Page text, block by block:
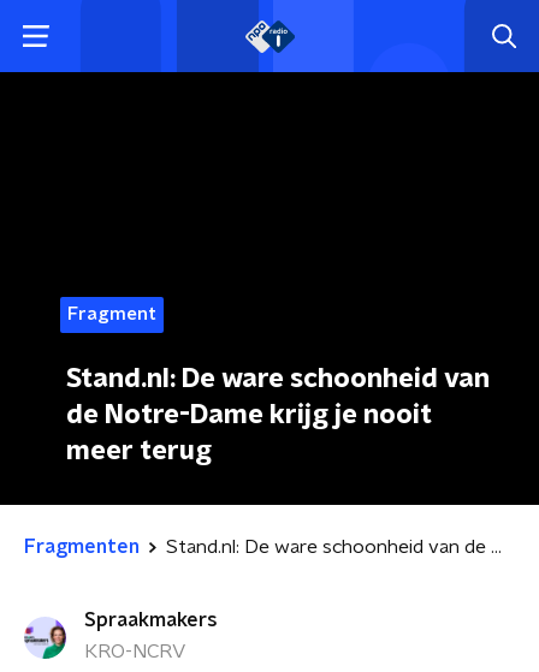
Fragment
Stand.nl: De ware schoonheid van
de Notre-Dame krijg je nooit
meer terug
Fragmenten Stand.nl: De ware schoonheid van de Notre-Dame krijg je nooit meer terug
Spraakmakers
KRO-NCRV